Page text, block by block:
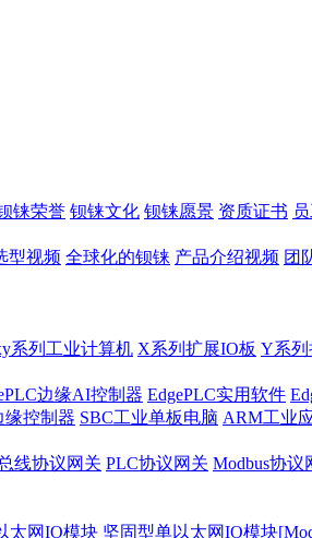
铼荣誉 钡铼文化 钡铼愿景 资质证书
型视频 全球化的钡铼 产品介绍视频 团
系列工业计算机 X系列扩展IO板 Y系列
边缘AI控制器 EdgePLC实用软件
缘控制器 SBC工业单板电脑 ARM工业
线协议网关 PLC协议网关 Modbus协议
太网IO模块 坚固型单以太网IO模块